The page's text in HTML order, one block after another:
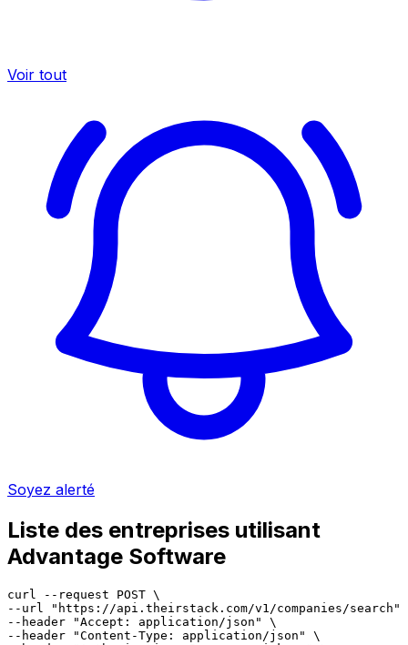
Voir tout
Soyez alerté
Liste des entreprises utilisant
Advantage Software
curl --request POST \
--url "https://api.theirstack.com/v1/companies/search"
--header "Accept: application/json" \
--header "Content-Type: application/json" \